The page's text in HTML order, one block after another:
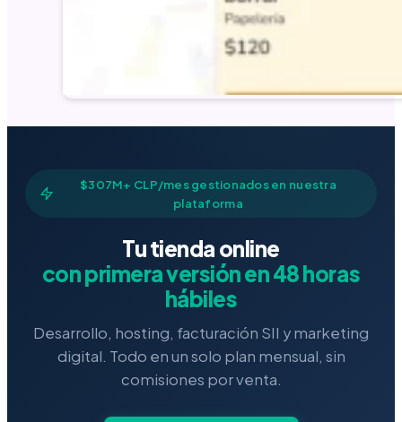
$307M+ CLP/mes gestionados en nuestra
plataforma
Tu tienda online
con primera versión en 48 horas
hábiles
Desarrollo, hosting, facturación SII y marketing
digital. Todo en un solo plan mensual, sin
comisiones por venta.